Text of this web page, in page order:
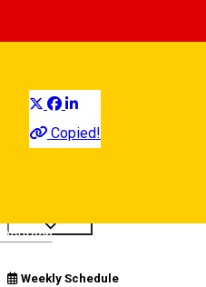
Deutsch
Catering
Copied!
Closed
Weekly Schedule